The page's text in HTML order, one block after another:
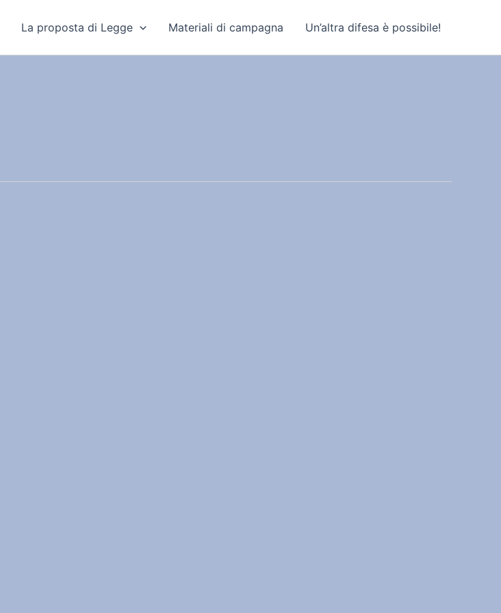
La proposta di Legge Materiali di campagna Un’altra difesa è possibile!